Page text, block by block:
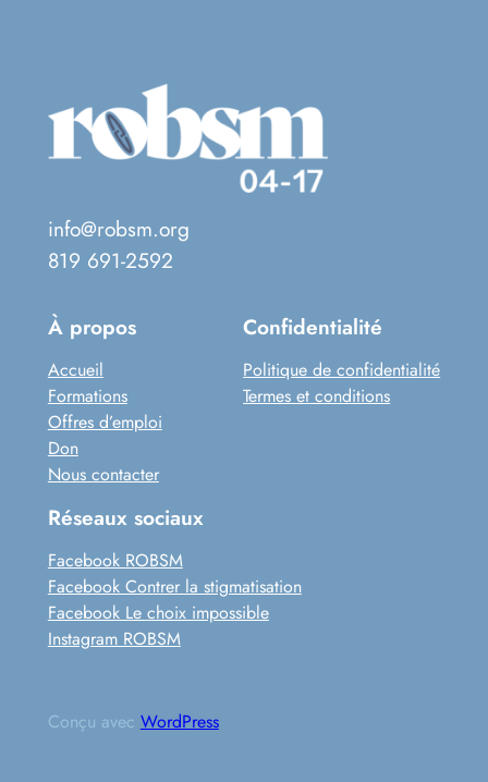
info@robsm.org
819 691-2592
À propos
Accueil
Formations
Offres d’emploi
Don
Nous contacter
Confidentialité
Politique de confidentialité
Termes et conditions
Réseaux sociaux
Facebook ROBSM
Facebook Contrer la stigmatisation
Facebook Le choix impossible
Instagram ROBSM
Conçu avec WordPress